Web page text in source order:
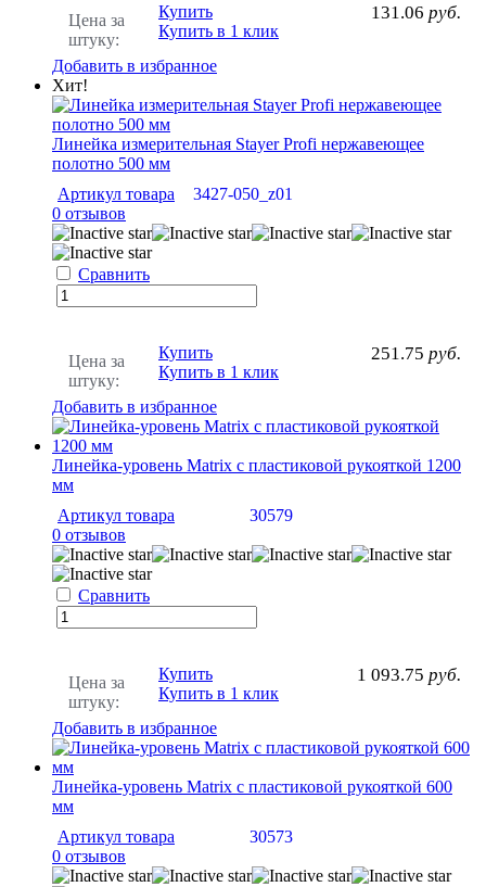
Цена за
штуку:
131.06 руб.
Купить
Купить в 1 клик
Добавить в избранное
Хит!
Линейка измерительная Stayer Profi нержавеющее
полотно 500 мм
Артикул товара
3427-050_z01
0 отзывов
Сравнить
Цена за
штуку:
251.75 руб.
Купить
Купить в 1 клик
Добавить в избранное
Линейка-уровень Matrix с пластиковой рукояткой 1200
мм
Артикул товара
30579
0 отзывов
Сравнить
Цена за
штуку:
1 093.75 руб.
Купить
Купить в 1 клик
Добавить в избранное
Линейка-уровень Matrix с пластиковой рукояткой 600
мм
Артикул товара
30573
0 отзывов